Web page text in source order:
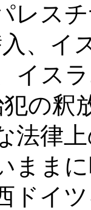
レス
、イ
イス
の釈
法律
まま
ドイ